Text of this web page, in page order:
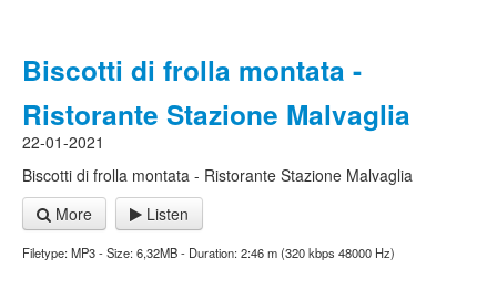
Biscotti di frolla montata -
Ristorante Stazione Malvaglia
22-01-2021
Biscotti di frolla montata - Ristorante Stazione Malvaglia
More
Listen
Filetype: MP3 - Size: 6,32MB - Duration: 2:46 m (320 kbps 48000 Hz)